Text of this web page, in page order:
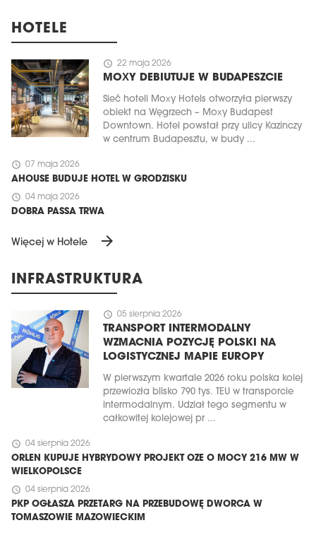
HOTELE
schedule 22 maja 2026
MOXY DEBIUTUJE W BUDAPESZCIE
Sieć hoteli Moxy Hotels otworzyła pierwszy
obiekt na Węgrzech – Moxy Budapest
Downtown. Hotel powstał przy ulicy Kazinczy
w centrum Budapesztu, w budy ...
schedule 07 maja 2026
AHOUSE BUDUJE HOTEL W GRODZISKU
schedule 04 maja 2026
DOBRA PASSA TRWA
Więcej w Hotele arrow_forward
INFRASTRUKTURA
schedule 05 sierpnia 2026
TRANSPORT INTERMODALNY
WZMACNIA POZYCJĘ POLSKI NA
LOGISTYCZNEJ MAPIE EUROPY
W pierwszym kwartale 2026 roku polska kolej
przewiozła blisko 790 tys. TEU w transporcie
intermodalnym. Udział tego segmentu w
całkowitej kolejowej pr ...
schedule 04 sierpnia 2026
ORLEN KUPUJE HYBRYDOWY PROJEKT OZE O MOCY 216 MW W
WIELKOPOLSCE
schedule 04 sierpnia 2026
PKP OGŁASZA PRZETARG NA PRZEBUDOWĘ DWORCA W
TOMASZOWIE MAZOWIECKIM